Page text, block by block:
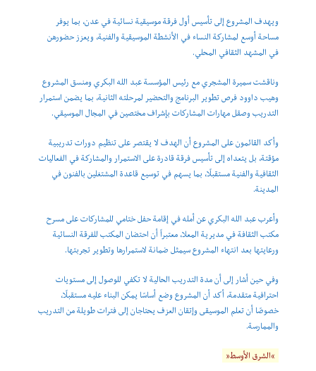
ويهدف المشروع إلى تأسيس أول فرقة موسيقية نسائية في عدن، بما يوفر
مساحة أوسع لمشاركة النساء في الأنشطة الموسيقية والفنية، ويعزز حضورهن
في المشهد الثقافي المحلي.
وناقشت سميرة المشجري مع رئيس المؤسسة عبد الله البكري ومنسق المشروع
وهيب داوود فرص تطوير البرنامج والتحضير لمرحلته الثانية، بما يضمن استمرار
التدريب وصقل مهارات المشاركات بإشراف مختصين في المجال الموسيقي.
وأكد القائمون على المشروع أن الهدف لا يقتصر على تنظيم دورات تدريبية
مؤقتة، بل يتعداه إلى تأسيس فرقة قادرة على الاستمرار والمشاركة في الفعاليات
الثقافية والفنية مستقبلًا، بما يسهم في توسيع قاعدة المشتغلين بالفنون في
المدينة.
وأعرب عبد الله البكري عن أمله في إقامة حفل ختامي للمشاركات على مسرح
مكتب الثقافة في مديرية المعلا، معتبراً أن احتضان المكتب للفرقة النسائية
ورعايتها بعد انتهاء المشروع سيمثل ضمانة لاستمرارها وتطوير تجربتها.
وفي حين أشار إلى أن مدة التدريب الحالية لا تكفي للوصول إلى مستويات
احترافية متقدمة، أكد أن المشروع وضع أساسًا يمكن البناء عليه مستقبلًا،
خصوصًا أن تعلم الموسيقى وإتقان العزف يحتاجان إلى فترات طويلة من التدريب
والممارسة.
“الشرق الأوسط”